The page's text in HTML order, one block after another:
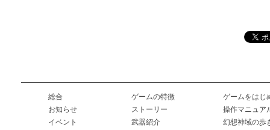
総合
お知らせ
イベント
ゲームの特徴
ストーリー
武器紹介
ゲームをはじ
操作マニュア
幻想神域の歩